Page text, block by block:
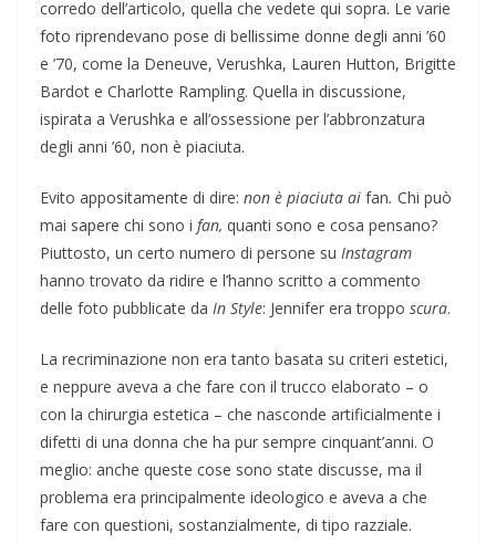
corredo dell’articolo, quella che vedete qui sopra. Le varie
foto riprendevano pose di bellissime donne degli anni ’60
e ’70, come la Deneuve, Verushka, Lauren Hutton, Brigitte
Bardot e Charlotte Rampling. Quella in discussione,
ispirata a Verushka e all’ossessione per l’abbronzatura
degli anni ’60, non è piaciuta.
Evito appositamente di dire: non è piaciuta ai fan. Chi può
mai sapere chi sono i fan, quanti sono e cosa pensano?
Piuttosto, un certo numero di persone su Instagram
hanno trovato da ridire e l’hanno scritto a commento
delle foto pubblicate da In Style: Jennifer era troppo scura.
La recriminazione non era tanto basata su criteri estetici,
e neppure aveva a che fare con il trucco elaborato – o
con la chirurgia estetica – che nasconde artificialmente i
difetti di una donna che ha pur sempre cinquant’anni. O
meglio: anche queste cose sono state discusse, ma il
problema era principalmente ideologico e aveva a che
fare con questioni, sostanzialmente, di tipo razziale.